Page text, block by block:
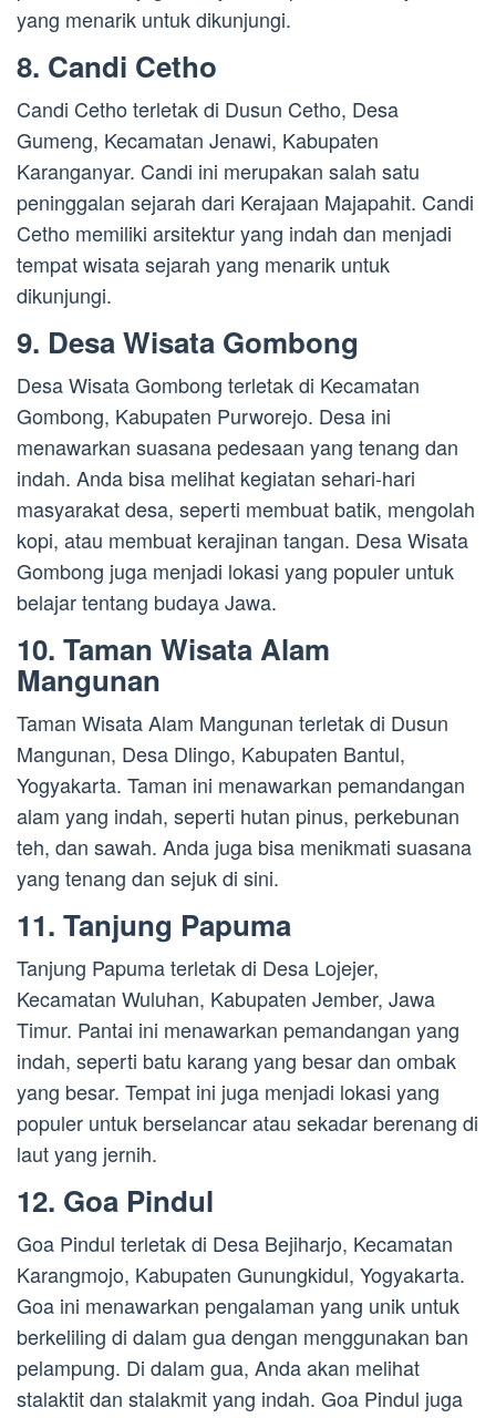
yang menarik untuk dikunjungi.
8. Candi Cetho
Candi Cetho terletak di Dusun Cetho, Desa
Gumeng, Kecamatan Jenawi, Kabupaten
Karanganyar. Candi ini merupakan salah satu
peninggalan sejarah dari Kerajaan Majapahit. Candi
Cetho memiliki arsitektur yang indah dan menjadi
tempat wisata sejarah yang menarik untuk
dikunjungi.
9. Desa Wisata Gombong
Desa Wisata Gombong terletak di Kecamatan
Gombong, Kabupaten Purworejo. Desa ini
menawarkan suasana pedesaan yang tenang dan
indah. Anda bisa melihat kegiatan sehari-hari
masyarakat desa, seperti membuat batik, mengolah
kopi, atau membuat kerajinan tangan. Desa Wisata
Gombong juga menjadi lokasi yang populer untuk
belajar tentang budaya Jawa.
10. Taman Wisata Alam
Mangunan
Taman Wisata Alam Mangunan terletak di Dusun
Mangunan, Desa Dlingo, Kabupaten Bantul,
Yogyakarta. Taman ini menawarkan pemandangan
alam yang indah, seperti hutan pinus, perkebunan
teh, dan sawah. Anda juga bisa menikmati suasana
yang tenang dan sejuk di sini.
11. Tanjung Papuma
Tanjung Papuma terletak di Desa Lojejer,
Kecamatan Wuluhan, Kabupaten Jember, Jawa
Timur. Pantai ini menawarkan pemandangan yang
indah, seperti batu karang yang besar dan ombak
yang besar. Tempat ini juga menjadi lokasi yang
populer untuk berselancar atau sekadar berenang di
laut yang jernih.
12. Goa Pindul
Goa Pindul terletak di Desa Bejiharjo, Kecamatan
Karangmojo, Kabupaten Gunungkidul, Yogyakarta.
Goa ini menawarkan pengalaman yang unik untuk
berkeliling di dalam gua dengan menggunakan ban
pelampung. Di dalam gua, Anda akan melihat
stalaktit dan stalakmit yang indah. Goa Pindul juga